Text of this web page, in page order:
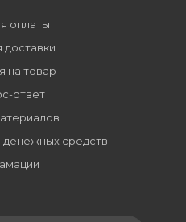
оплаты
доставки
на товар
ответ
денежных средств